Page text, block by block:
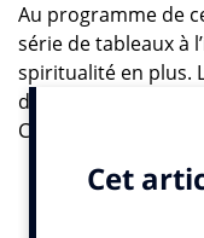
Au programme de
série de tableaux à
spiritualité en plus.
dès le matin,
Cité et au quartier
Stéphane Bern
Télévisions. En fin